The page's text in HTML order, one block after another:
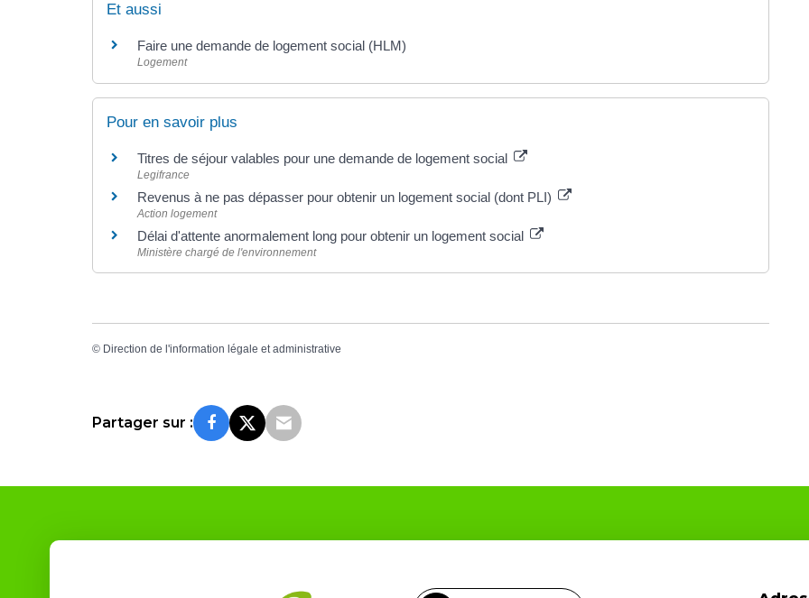
Et aussi
Faire une demande de logement social (HLM)
Logement
Pour en savoir plus
Titres de séjour valables pour une demande de logement social
Legifrance
Revenus à ne pas dépasser pour obtenir un logement social (dont PLI)
Action logement
Délai d'attente anormalement long pour obtenir un logement social
Ministère chargé de l'environnement
© Direction de l'information légale et administrative
Partager sur :